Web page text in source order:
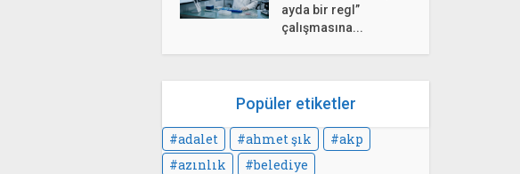
ayda bir regl”
çalışmasına...
Popüler etiketler
adalet ahmet şık
akp
azınlık
belediye